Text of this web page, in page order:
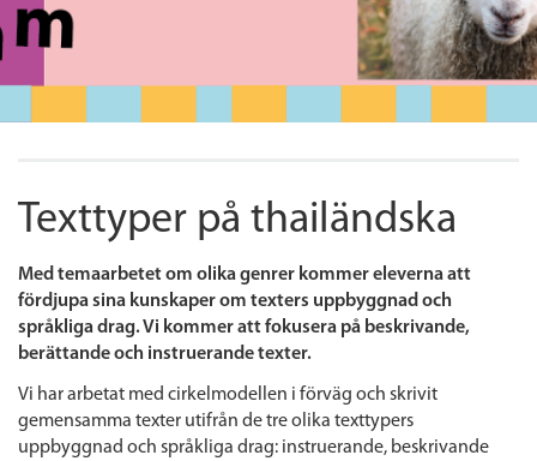
Texttyper på thailändska
Med temaarbetet om olika genrer kommer eleverna att
fördjupa sina kunskaper om texters uppbyggnad och
språkliga drag. Vi kommer att fokusera på beskrivande,
berättande och instruerande texter.
Vi har arbetat med cirkelmodellen i förväg och skrivit
gemensamma texter utifrån de tre olika texttypers
uppbyggnad och språkliga drag: instruerande, beskrivande